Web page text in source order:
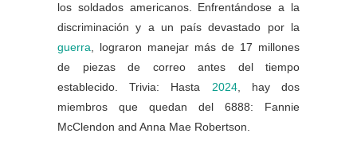
los soldados americanos. Enfrentándose a la
discriminación y a un país devastado por la
guerra , lograron manejar más de 17 millones
de piezas de correo antes del tiempo
establecido. Trivia: Hasta 2024, hay dos
miembros que quedan del 6888: Fannie
McClendon and Anna Mae Robertson.